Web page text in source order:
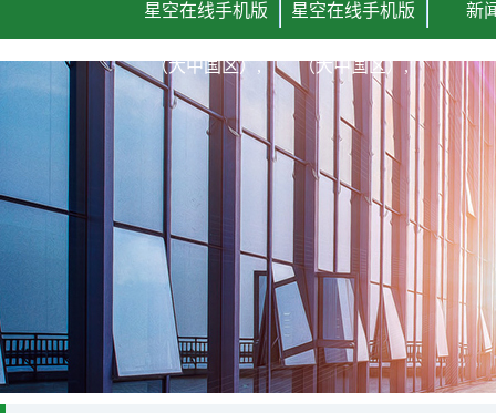
星空在线手机版
（大中国区）,
星空在线手机版
（大中国区）,
新